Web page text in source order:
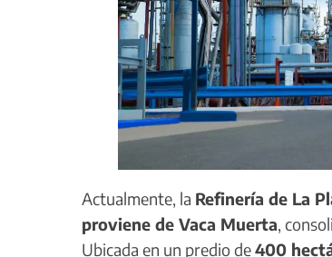
Actualmente, la Refinería de La
proviene de Vaca Muerta,
Ubicada en un predio de400